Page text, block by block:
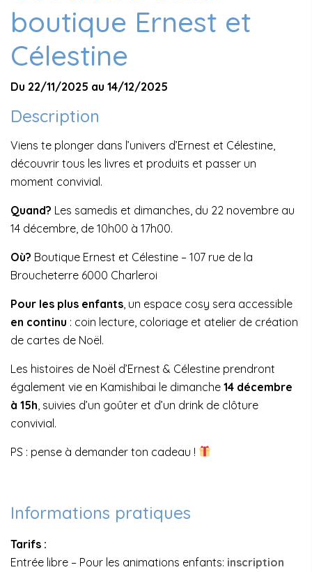
boutique Ernest et
Célestine
Du 22/11/2025 au 14/12/2025
Description
Viens te plonger dans l’univers d’Ernest et Célestine,
découvrir tous les livres et produits et passer un
moment convivial.
Quand? Les samedis et dimanches, du 22 novembre au
14 décembre, de 10h00 à 17h00.
Où? Boutique Ernest et Célestine – 107 rue de la
Broucheterre 6000 Charleroi
Pour les plus enfants , un espace cosy sera accessible
en continu : coin lecture, coloriage et atelier de création
de cartes de Noël.
Les histoires de Noël d’Ernest & Célestine prendront
également vie en Kamishibai le dimanche 14 décembre
à 15h , suivies d’un goûter et d’un drink de clôture
convivial.
PS : pense à demander ton cadeau !
Informations pratiques
Tarifs :
Entrée libre – Pour les animations enfants: inscription